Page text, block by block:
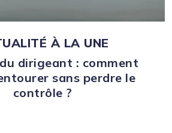
À LA UNE
dirigeant : comment
sans perdre le
contrôle ?